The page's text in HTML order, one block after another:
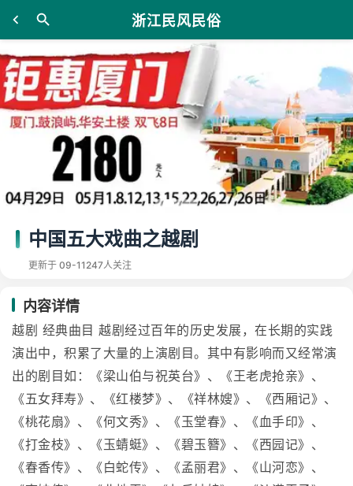
浙江民风民俗
中国五大戏曲之越剧
更新于 09-11 247人关注
内容详情
越剧 经典曲目 越剧经过百年的历史发展，在长期的实践
演出中，积累了大量的上演剧目。其中有影响而又经常演
出的剧目如：《梁山伯与祝英台》、《王老虎抢亲》、
《五女拜寿》、《红楼梦》、《祥林嫂》、《西厢记》、
《桃花扇》、《何文秀》、《玉堂春》、《血手印》、
《打金枝》、《玉蜻蜓》、《碧玉簪》、《西园记》、
《春香传》、《白蛇传》、《孟丽君》、《山河恋》、